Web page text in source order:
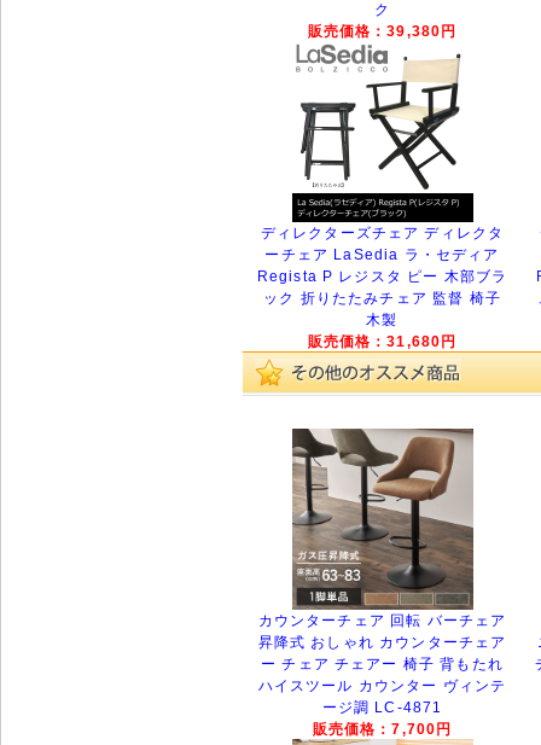
ク
販売価格：39,380円
ディレクターズチェア ディレクタ
ーチェア LaSedia ラ・セディア
Regista P レジスタ ピー 木部ブラ
ック 折りたたみチェア 監督 椅子
木製
販売価格：31,680円
カウンターチェア 回転 バーチェア
昇降式 おしゃれ カウンターチェア
ー チェア チェアー 椅子 背もたれ
ハイスツール カウンター ヴィンテ
ージ調 LC-4871
販売価格：7,700円